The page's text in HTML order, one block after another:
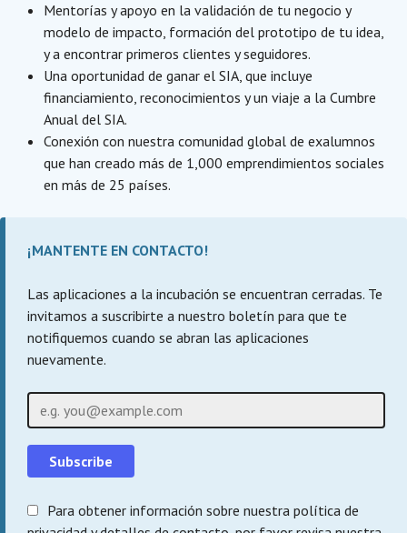
Mentorías y apoyo en la validación de tu negocio y
modelo de impacto, formación del prototipo de tu idea,
y a encontrar primeros clientes y seguidores.
Una oportunidad de ganar el SIA, que incluye
financiamiento, reconocimientos y un viaje a la Cumbre
Anual del SIA.
Conexión con nuestra comunidad global de exalumnos
que han creado más de 1,000 emprendimientos sociales
en más de 25 países.
¡MANTENTE EN CONTACTO!
Las aplicaciones a la incubación se encuentran cerradas. Te
invitamos a suscribirte a nuestro boletín para que te
notifiquemos cuando se abran las aplicaciones
nuevamente.
Correo electrónico
Subscribe
Para obtener información sobre nuestra política de